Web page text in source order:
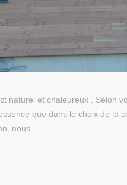
naturel et chaleureux . Selon
que dans le choix de la
nous…